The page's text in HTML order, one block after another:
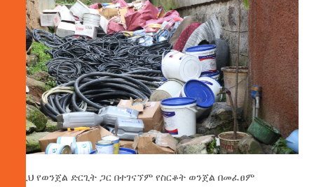
ከዚህ የወንጀል ድርጊት ጋር በተገናኘም የስርቆት ወንጀል በመፈፀም